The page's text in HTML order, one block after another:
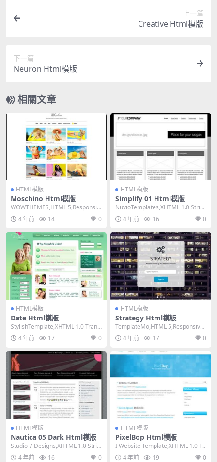
上一篇
Creative Html模版
下一篇
Neuron Html模版
相關文章
HTML模版
Moschino Html模版
WOWTHEMES,HTML 5,Responsiv
e, 4 Columns,D...
4 年前 14 0
HTML模版
Simplify 01 Html模版
NuvioTemplates,XHTML 1.0 Strict,
Fixed Wi...
4 年前 16 0
HTML模版
Date Html模版
StylishTemplate,XHTML 1.0 Transi
tional,F...
4 年前 17 0
HTML模版
Strategy Html模版
TemplateMo,HTML 5,Responsive,
3 Columns,...
4 年前 17 0
HTML模版
Nautica 05 Dark Html模版
Studio 7 Designs,XHTML 1.0 Stric
t,Fixed ...
4 年前 16 0
HTML模版
PixelBop Html模版
I Website Template,XHTML 1.0 Tr
ansitiona...
4 年前 19 0